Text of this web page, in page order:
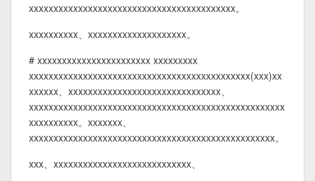
xxxxxxxxxxxxxxxxxxxxxxxxxxxxxxxxxxxxxxxxxx。
xxxxxxxxxx、xxxxxxxxxxxxxxxxxxxx。
# xxxxxxxxxxxxxxxxxxxxxxx xxxxxxxxx
xxxxxxxxxxxxxxxxxxxxxxxxxxxxxxxxxxxxxxxxxxxxx(xxx)xx
xxxxxx、xxxxxxxxxxxxxxxxxxxxxxxxxxxxxxx、
xxxxxxxxxxxxxxxxxxxxxxxxxxxxxxxxxxxxxxxxxxxxxxxxxxxx
xxxxxxxxxx。xxxxxxx、
xxxxxxxxxxxxxxxxxxxxxxxxxxxxxxxxxxxxxxxxxxxxxxxxxx。
xxx、xxxxxxxxxxxxxxxxxxxxxxxxxxxx、